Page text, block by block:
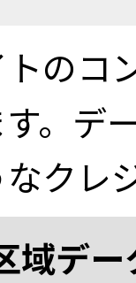
のコ
。デ
クレ
域デ